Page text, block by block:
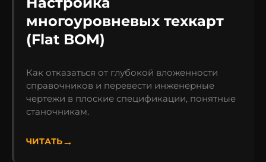
многоуровневых техкарт
(Flat BOM)
Как отказаться от глубокой вложенности
справочников и перевести инженерные
чертежи в плоские спецификации, понятные
станочникам.
ЧИТАТЬ